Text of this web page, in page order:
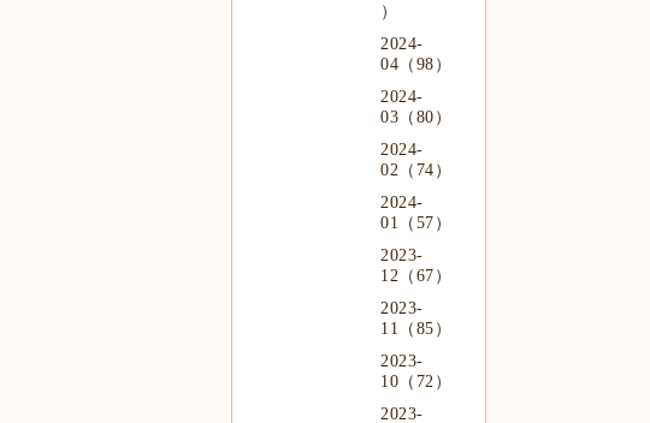
）
2024-
04（98）
2024-
03（80）
2024-
02（74）
2024-
01（57）
2023-
12（67）
2023-
11（85）
2023-
10（72）
2023-